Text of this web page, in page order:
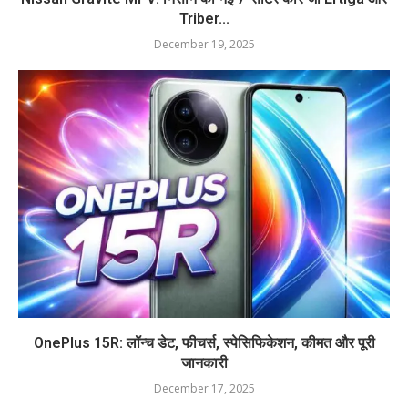
Triber...
December 19, 2025
OnePlus 15R: लॉन्च डेट, फीचर्स, स्पेसिफिकेशन, कीमत और पूरी
जानकारी
December 17, 2025